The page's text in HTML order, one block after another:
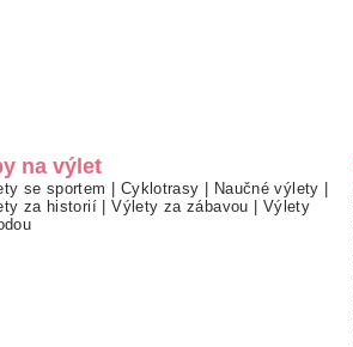
na výlet
se sportem | Cyklotrasy | Naučné výlety |
za historií |Výlety za zábavou | Výlety